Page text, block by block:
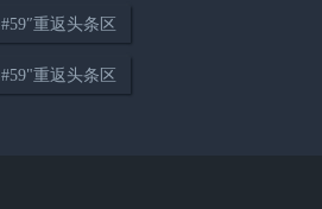
#59″重返头条区
#59"重返头条区